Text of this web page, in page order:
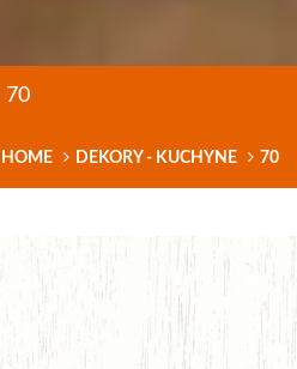
70
HOME DEKORY - KUCHYNE 70